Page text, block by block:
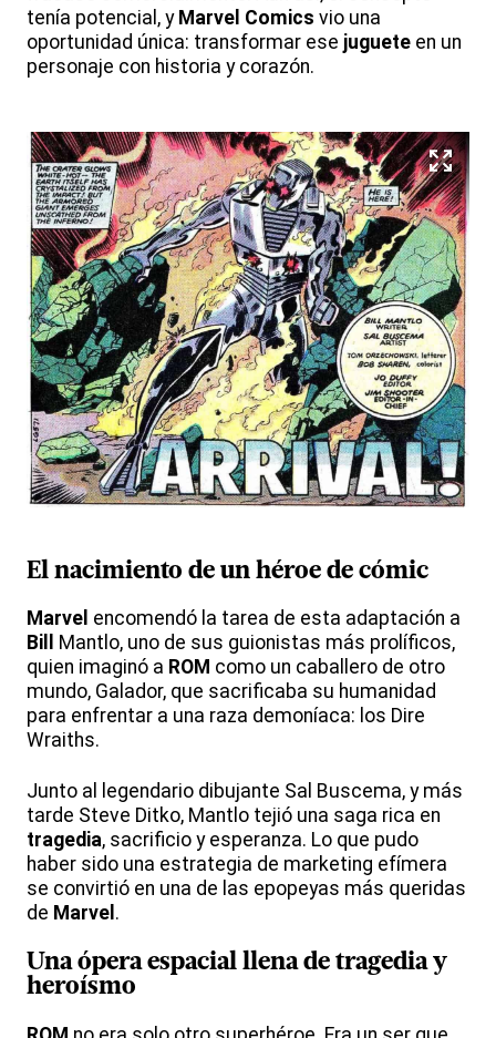
tenía potencial, y Marvel Comics vio una
oportunidad única: transformar ese juguete en un
personaje con historia y corazón.
El nacimiento de un héroe de cómic
Marvel encomendó la tarea de esta adaptación a
Bill
Mantlo, uno de sus guionistas más prolíficos,
quien imaginó a ROM como un caballero de otro
mundo, Galador, que sacrificaba su humanidad
para enfrentar a una raza demoníaca: los Dire
Wraiths.
Junto al legendario dibujante Sal Buscema, y más
tarde Steve Ditko, Mantlo tejió una saga rica en
tragedia, sacrificio y esperanza. Lo que pudo
haber sido una estrategia de marketing efímera
se convirtió en una de las epopeyas más queridas
de Marvel .
Unaópera espacial llena de tragediay
heroísmo